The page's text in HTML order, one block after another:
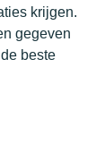
krijgen.
gegeven
beste